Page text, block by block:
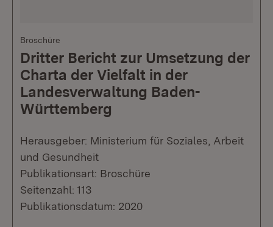
Broschüre
Dritter Bericht zur Umsetzung der
Charta der Vielfalt in der
Landesverwaltung Baden-
Württemberg
Herausgeber: Ministerium für Soziales, Arbeit
und Gesundheit
Publikationsart: Broschüre
Seitenzahl: 113
Publikationsdatum: 2020